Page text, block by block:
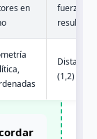
en
fuerza
resultante
Distancia
(1,2) y